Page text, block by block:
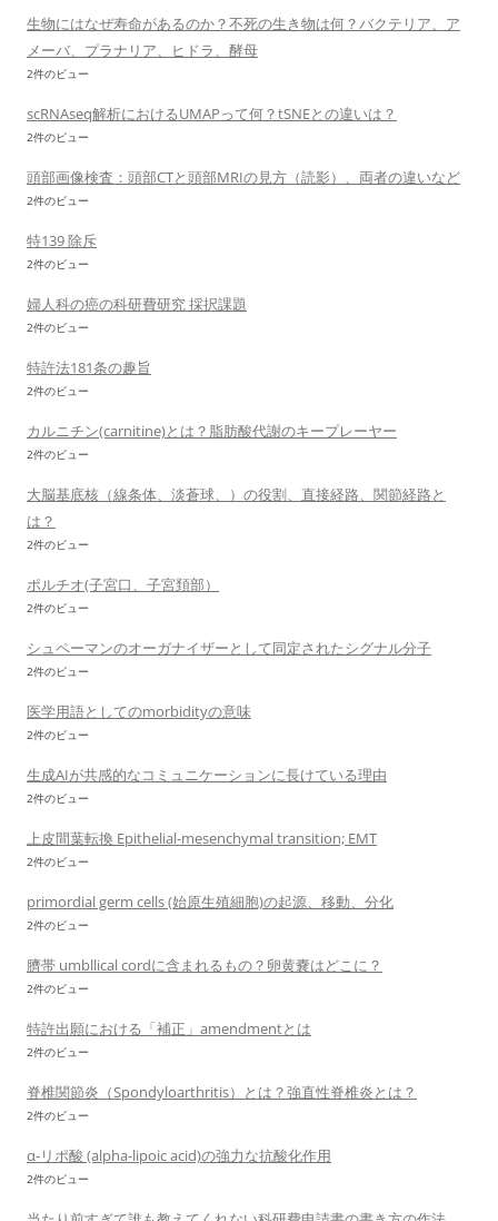
生物にはなぜ寿命があるのか？不死の生き物は何？バクテリア、ア
メーバ、プラナリア、ヒドラ、酵母
2件のビュー
scRNAseq解析におけるUMAPって何？tSNEとの違いは？
2件のビュー
頭部画像検査：頭部CTと頭部MRIの見方（読影）、両者の違いなど
2件のビュー
特139 除斥
2件のビュー
婦人科の癌の科研費研究 採択課題
2件のビュー
特許法181条の趣旨
2件のビュー
カルニチン(carnitine)とは？脂肪酸代謝のキープレーヤー
2件のビュー
大脳基底核（線条体、淡蒼球、）の役割、直接経路、関節経路と
は？
2件のビュー
ポルチオ(子宮口、子宮頚部）
2件のビュー
シュペーマンのオーガナイザーとして同定されたシグナル分子
2件のビュー
医学用語としてのmorbidityの意味
2件のビュー
生成AIが共感的なコミュニケーションに長けている理由
2件のビュー
上皮間葉転換 Epithelial-mesenchymal transition; EMT
2件のビュー
primordial germ cells (始原生殖細胞)の起源、移動、分化
2件のビュー
臍帯 umbllical cordに含まれるもの？卵黄嚢はどこに？
2件のビュー
特許出願における「補正」amendmentとは
2件のビュー
脊椎関節炎（Spondyloarthritis）とは？強直性脊椎炎とは？
2件のビュー
α-リポ酸 (alpha-lipoic acid)の強力な抗酸化作用
2件のビュー